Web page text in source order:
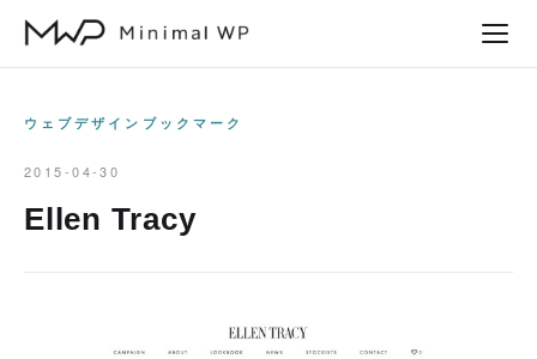
ウェブデザインブックマーク
2015-04-30
Ellen Tracy